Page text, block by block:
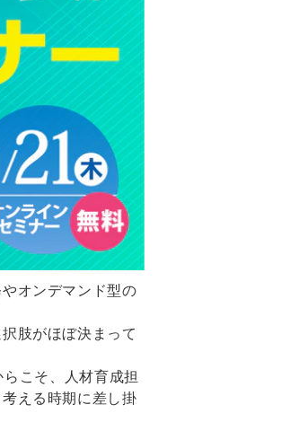
オンデマンド型の
肢がほぼ決まって
こそ、人材育成担
える時期に差し掛